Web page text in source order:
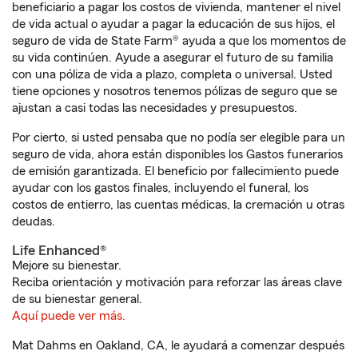
beneficiario a pagar los costos de vivienda, mantener el nivel
de vida actual o ayudar a pagar la educación de sus hijos, el
seguro de vida de State Farm® ayuda a que los momentos de
su vida continúen. Ayude a asegurar el futuro de su familia
con una póliza de vida a plazo, completa o universal. Usted
tiene opciones y nosotros tenemos pólizas de seguro que se
ajustan a casi todas las necesidades y presupuestos.
Por cierto, si usted pensaba que no podía ser elegible para un
seguro de vida, ahora están disponibles los Gastos funerarios
de emisión garantizada. El beneficio por fallecimiento puede
ayudar con los gastos finales, incluyendo el funeral, los
costos de entierro, las cuentas médicas, la cremación u otras
deudas.
Life Enhanced®
Mejore su bienestar.
Reciba orientación y motivación para reforzar las áreas clave
de su bienestar general.
Aquí puede ver más.
Mat Dahms en Oakland, CA, le ayudará a comenzar después